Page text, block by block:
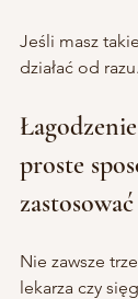
Jeśli masz
działać od razu.
proste
Nie zawsze
lekarza czy